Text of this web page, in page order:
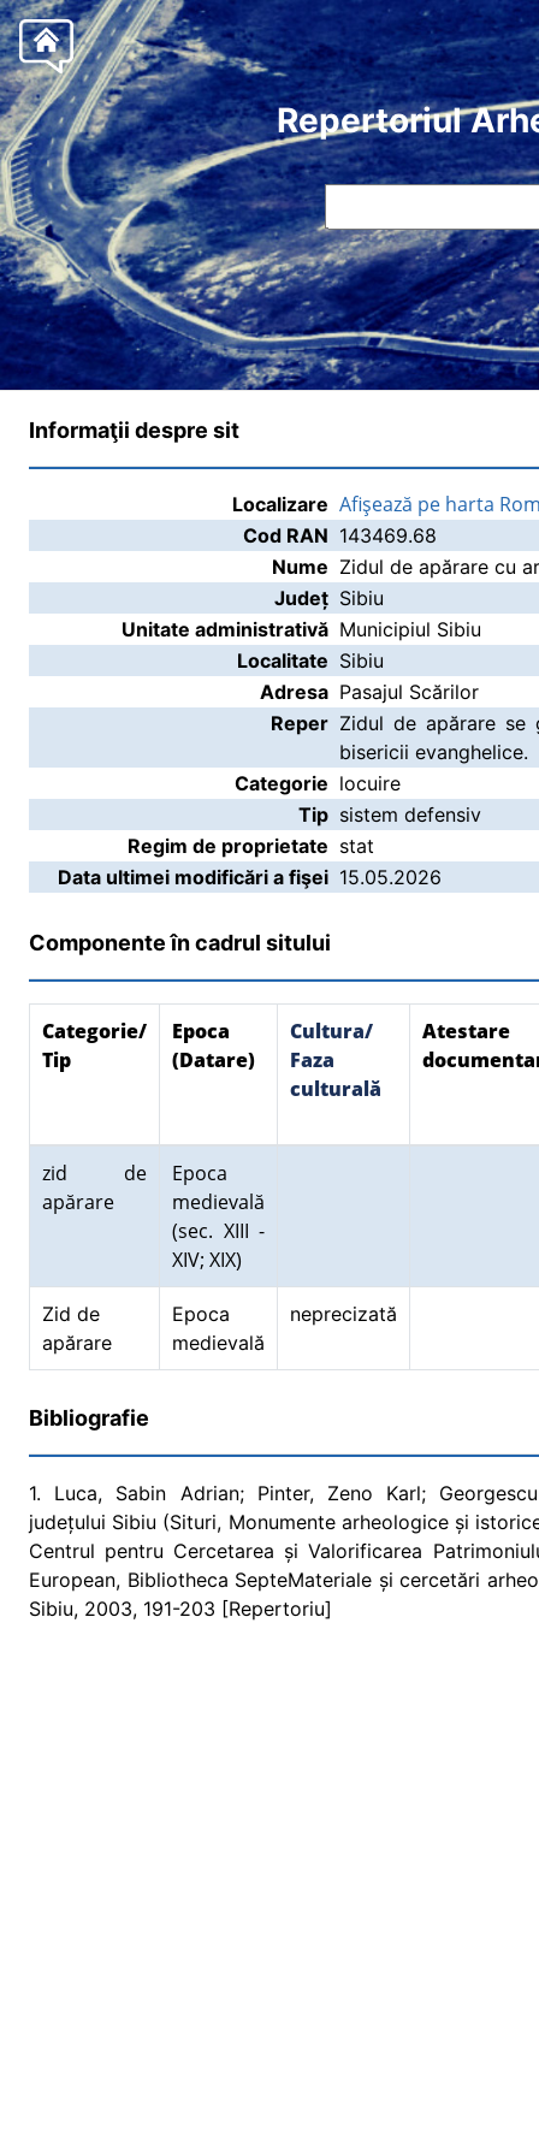
Repertoriul
Informaţii despre sit
Localizare Afişează pe harta
Cod RAN 143469.68
Nume Zidul de apărare cu
Județ Sibiu
Unitate administrativă Municipiul Sibiu
Localitate Sibiu
Adresa Pasajul Scărilor
Reper Zidul de apărare se
bisericii evanghelice.
Categorie locuire
Tip sistem defensiv
Regim de proprietate stat
Data ultimei modificări a fişei 15.05.2026
Componente în cadrul sitului
Categorie/
Tip
Epoca
(Datare)
Cultura/
Faza
culturală
Atestare
zid de
apărare
Epoca
medievală
(sec. XIII -
XIV; XIX)
Zid de
apărare
Epoca
medievală
neprecizată
Bibliografie
1. Luca, Sabin Adrian; Pinter, Zeno Karl;
județului Sibiu (Situri, Monumente arheologice și
Centrul pentru Cercetarea și Valorificarea
European, Bibliotheca SepteMateriale și cercetări
Sibiu, 2003, 191-203 [Repertoriu]